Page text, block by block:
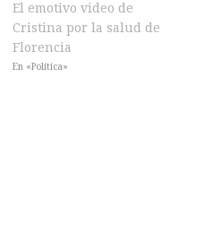
El emotivo video de
Cristina por la salud de
Florencia
En «Política»